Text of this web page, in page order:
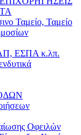
Ταμείο, Ταμείο
ΕΣΠΑ κ.λπ.
Οφειλών